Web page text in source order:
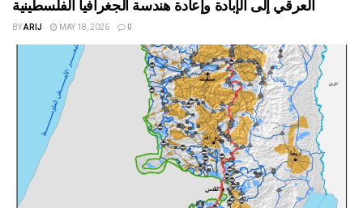
BYARIJ MAY 18, 2026 0